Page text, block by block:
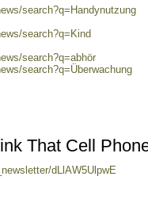
search?q=Handynutzung
search?q=Kind
search?q=abhör
search?q=Überwachung
That Cell
dLlAW5UlpwE